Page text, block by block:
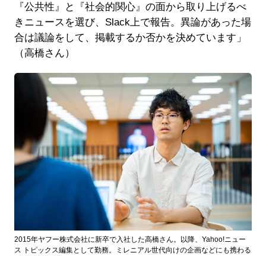
『公共性』と『社会的関心』の面から取り上げるべ
きニュースを選び、Slack上で報告。異論があった場
合は議論をして、掲載するか否かを決めています」
（高橋さん）
2015年ヤフー株式会社に新卒で入社した高橋さん。以降、Yahoo!ニュー
ス トピックス編集として勤務。ミレニアル世代向けの企画などにも携わる